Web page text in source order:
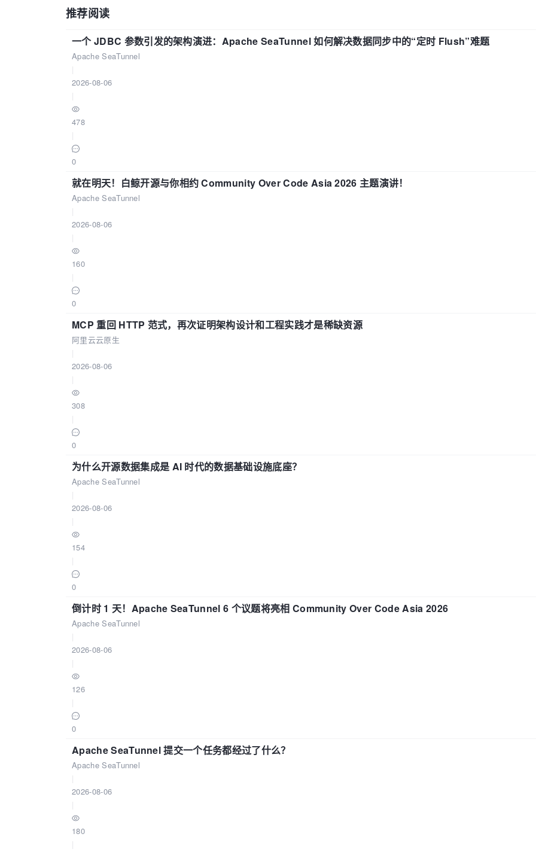
推荐阅读
一个 JDBC 参数引发的架构演进：Apache SeaTunnel 如何解决数据同步中的“定时 Flush”难题
Apache SeaTunnel
2026-08-06
478
0
就在明天！白鲸开源与你相约 Community Over Code Asia 2026 主题演讲！
Apache SeaTunnel
2026-08-06
160
0
MCP 重回 HTTP 范式，再次证明架构设计和工程实践才是稀缺资源
阿里云云原生
2026-08-06
308
0
为什么开源数据集成是 AI 时代的数据基础设施底座？
Apache SeaTunnel
2026-08-06
154
0
倒计时 1 天！Apache SeaTunnel 6 个议题将亮相 Community Over Code Asia 2026
Apache SeaTunnel
2026-08-06
126
0
Apache SeaTunnel 提交一个任务都经过了什么？
Apache SeaTunnel
2026-08-06
180